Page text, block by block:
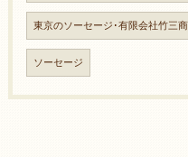
東京のソーセージ･有限会社竹三
ソーセージ